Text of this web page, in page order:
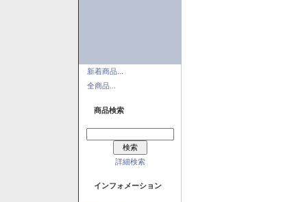
新着商品...
全商品...
商品検索
詳細検索
インフォメーション